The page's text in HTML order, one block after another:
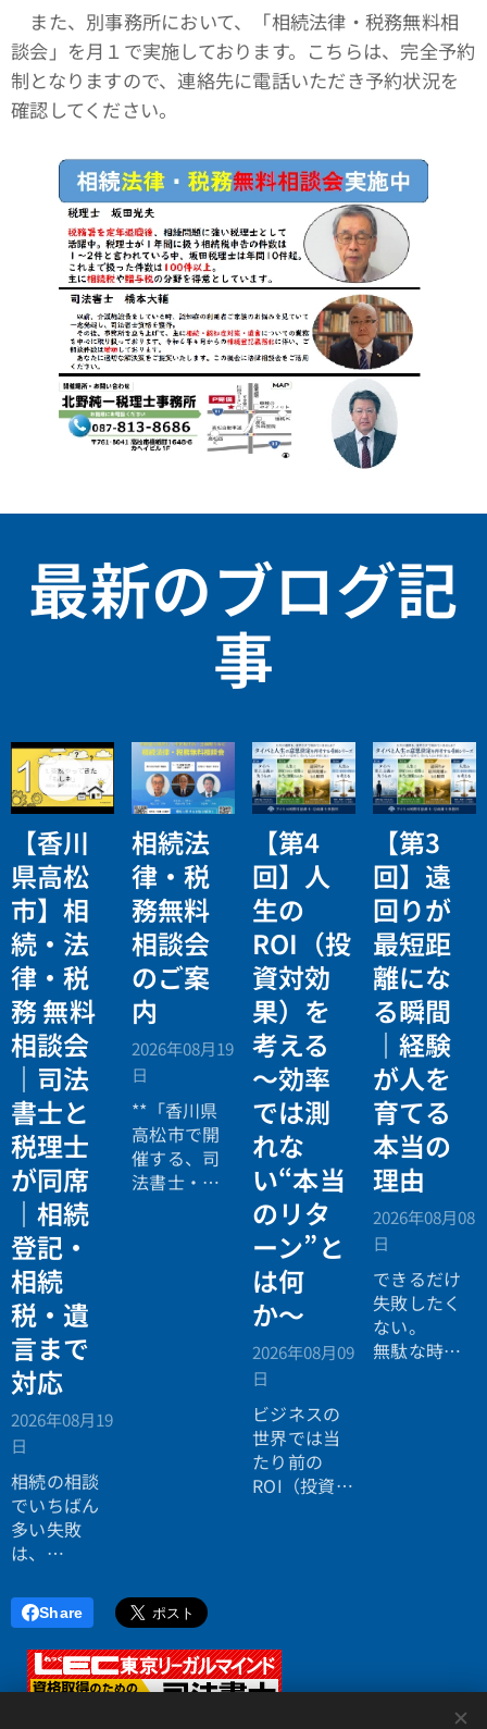
また、別事務所において、「相続法律・税務無料相
談会」を月１で実施しております。こちらは、完全予約
制となりますので、連絡先に電話いただき予約状況を
確認してください。
最新のブログ記
事
【香川
県高松
市】相
続・法
律・税
務 無料
相談会
｜司法
書士と
税理士
が同席
｜相続
登記・
相続
税・遺
言まで
対応
2026年08月19
日
相続の相談
でいちばん
多い失敗
は、
行ったら登
記の話がで
きず、司法
書士に行っ
たら税金が
相続法
律・税
務無料
相談会
のご案
内
2026年08月19
日
**「香川県
高松市で開
催する、司
法書士・税
【第4
回】人
生の
ROI（投
資対効
果）を
考える
〜効率
では測
れな
い“本当
のリタ
ーン”と
は何
か〜
2026年08月09
日
ビジネスの
世界では当
たり前の
ROI（投資対
【第3
回】遠
回りが
最短距
離にな
る瞬間
｜経験
が人を
育てる
本当の
理由
2026年08月08
日
できるだけ
失敗したく
ない。
無駄な時間
Share